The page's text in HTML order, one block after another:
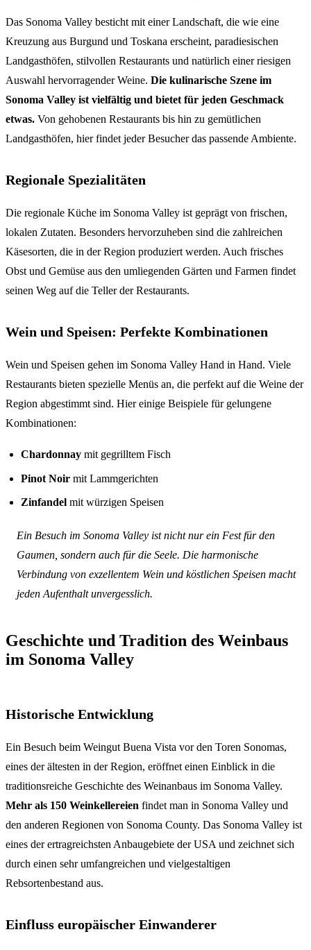
Das Sonoma Valley besticht mit einer Landschaft, die wie eine
Kreuzung aus Burgund und Toskana erscheint, paradiesischen
Landgasthöfen, stilvollen Restaurants und natürlich einer riesigen
Auswahl hervorragender Weine. Die kulinarische Szene im
Sonoma Valley ist vielfältig und bietet für jeden Geschmack
etwas. Von gehobenen Restaurants bis hin zu gemütlichen
Landgasthöfen, hier findet jeder Besucher das passende Ambiente.
Regionale Spezialitäten
Die regionale Küche im Sonoma Valley ist geprägt von frischen,
lokalen Zutaten. Besonders hervorzuheben sind die zahlreichen
Käsesorten, die in der Region produziert werden. Auch frisches
Obst und Gemüse aus den umliegenden Gärten und Farmen findet
seinen Weg auf die Teller der Restaurants.
Wein und Speisen: Perfekte Kombinationen
Wein und Speisen gehen im Sonoma Valley Hand in Hand. Viele
Restaurants bieten spezielle Menüs an, die perfekt auf die Weine der
Region abgestimmt sind. Hier einige Beispiele für gelungene
Kombinationen:
Chardonnay mit gegrilltem Fisch
Pinot Noir mit Lammgerichten
Zinfandel mit würzigen Speisen
Ein Besuch im Sonoma Valley ist nicht nur ein Fest für den
Gaumen, sondern auch für die Seele. Die harmonische
Verbindung von exzellentem Wein und köstlichen Speisen macht
jeden Aufenthalt unvergesslich.
Geschichte und Tradition des Weinbaus
im Sonoma Valley
Historische Entwicklung
Ein Besuch beim Weingut Buena Vista vor den Toren Sonomas,
eines der ältesten in der Region, eröffnet einen Einblick in die
traditionsreiche Geschichte des Weinanbaus im Sonoma Valley.
Mehr als 150 Weinkellereien findet man in Sonoma Valley und
den anderen Regionen von Sonoma County. Das Sonoma Valley ist
eines der ertragreichsten Anbaugebiete der USA und zeichnet sich
durch einen sehr umfangreichen und vielgestaltigen
Rebsortenbestand aus.
Einfluss europäischer Einwanderer